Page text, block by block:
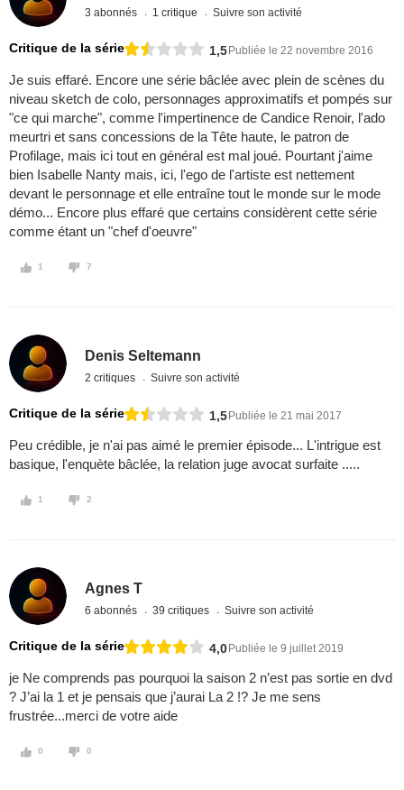
3 abonnés 1 critique Suivre son activité
Critique de la série 1,5Publiée le 22 novembre 2016
Je suis effaré. Encore une série bâclée avec plein de scènes du
niveau sketch de colo, personnages approximatifs et pompés sur
"ce qui marche", comme l'impertinence de Candice Renoir, l'ado
meurtri et sans concessions de la Tête haute, le patron de
Profilage, mais ici tout en général est mal joué. Pourtant j'aime
bien Isabelle Nanty mais, ici, l'ego de l'artiste est nettement
devant le personnage et elle entraîne tout le monde sur le mode
démo... Encore plus effaré que certains considèrent cette série
comme étant un "chef d'oeuvre"
1 7
Denis Seltemann
2 critiques Suivre son activité
Critique de la série 1,5Publiée le 21 mai 2017
Peu crédible, je n'ai pas aimé le premier épisode... L'intrigue est
basique, l'enquète bâclée, la relation juge avocat surfaite .....
1 2
Agnes T
6 abonnés 39 critiques Suivre son activité
Critique de la série 4,0Publiée le 9 juillet 2019
je Ne comprends pas pourquoi la saison 2 n’est pas sortie en dvd
? J’ai la 1 et je pensais que j’aurai La 2 !? Je me sens
frustrée...merci de votre aide
0 0